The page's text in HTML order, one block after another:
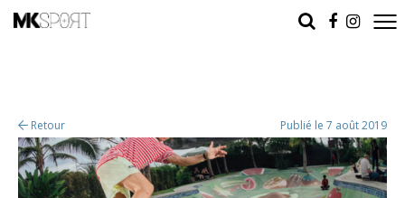
Retour Publié le 7 août 2019